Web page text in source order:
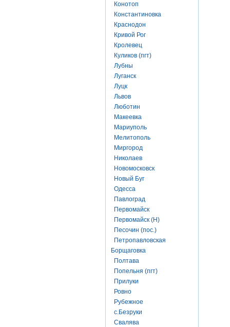
Конотоп
Константиновка
Краснодон
Кривой Рог
Кролевец
Куликов (пгт)
Лубны
Луганск
Луцк
Львов
Люботин
Макеевка
Мариуполь
Мелитополь
Миргород
Николаев
Новомосковск
Новый Буг
Одесса
Павлоград
Первомайск
Первомайск (Н)
Песочин (пос.)
Петропавловская
Борщаговка
Полтава
Попельня (пгт)
Прилуки
Ровно
Рубежное
с.Безруки
Свалява